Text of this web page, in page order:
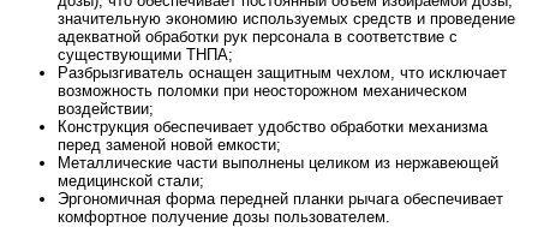
значительную экономию используемых средств и проведение
адекватной обработки рук персонала в соответствие с
существующими ТНПА;
Разбрызгиватель оснащен защитным чехлом, что исключает
возможность поломки при неосторожном механическом
воздействии;
Конструкция обеспечивает удобство обработки механизма
перед заменой новой емкости;
Металлические части выполнены целиком из нержавеющей
медицинской стали;
Эргономичная форма передней планки рычага обеспечивает
комфортное получение дозы пользователем.